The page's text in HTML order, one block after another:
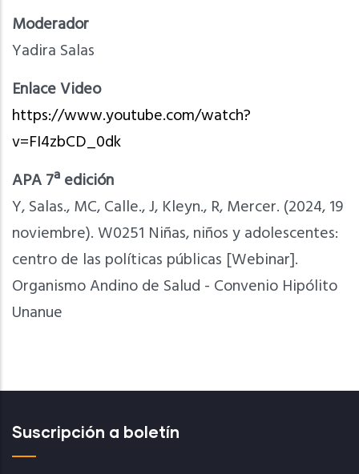
Moderador
Yadira Salas
Enlace Video
https://www.youtube.com/watch?
v=FI4zbCD_0dk
APA 7ª edición
Y, Salas., MC, Calle., J, Kleyn., R, Mercer. (2024, 19
noviembre). W0251 Niñas, niños y adolescentes:
centro de las políticas públicas [Webinar].
Organismo Andino de Salud - Convenio Hipólito
Unanue
Suscripción a boletín